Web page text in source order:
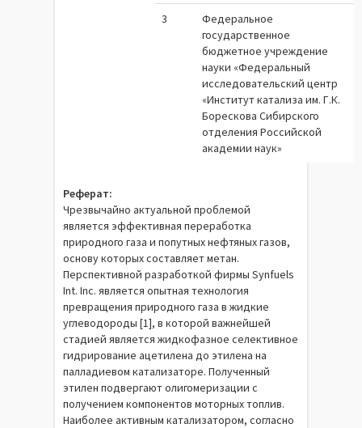
3
Федеральное
государственное
бюджетное учреждение
науки «Федеральный
исследовательский центр
«Институт катализа им. Г.К.
Борескова Сибирского
отделения Российской
академии наук»
Реферат:
Чрезвычайно актуальной проблемой
является эффективная переработка
природного газа и попутных нефтяных газов,
основу которых составляет метан.
Перспективной разработкой фирмы Synfuels
Int. Inc. является опытная технология
превращения природного газа в жидкие
углеводороды [1], в которой важнейшей
стадией является жидкофазное селективное
гидрирование ацетилена до этилена на
палладиевом катализаторе. Полученный
этилен подвергают олигомеризации с
получением компонентов моторных топлив.
Наиболее активным катализатором, согласно